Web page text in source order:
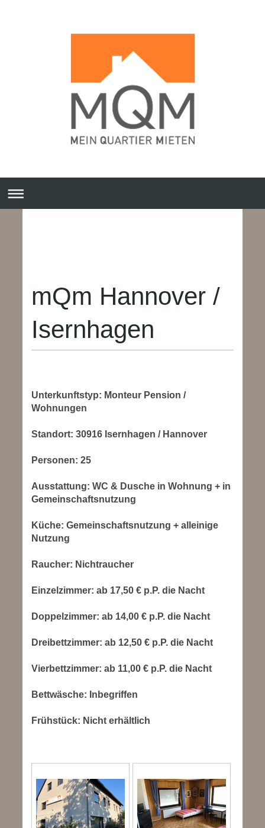
mQm Hannover /
Isernhagen
Unterkunftstyp: Monteur Pension /
Wohnungen
Standort: 30916 Isernhagen / Hannover
Personen: 25
Ausstattung: WC & Dusche in Wohnung + in
Gemeinschaftsnutzung
Küche: Gemeinschaftsnutzung + alleinige
Nutzung
Raucher: Nichtraucher
Einzelzimmer: ab 17,50 € p.P. die Nacht
Doppelzimmer: ab 14,00 € p.P. die Nacht
Dreibettzimmer: ab 12,50 € p.P. die Nacht
Vierbettzimmer: ab 11,00 € p.P. die Nacht
Bettwäsche: Inbegriffen
Frühstück: Nicht erhältlich